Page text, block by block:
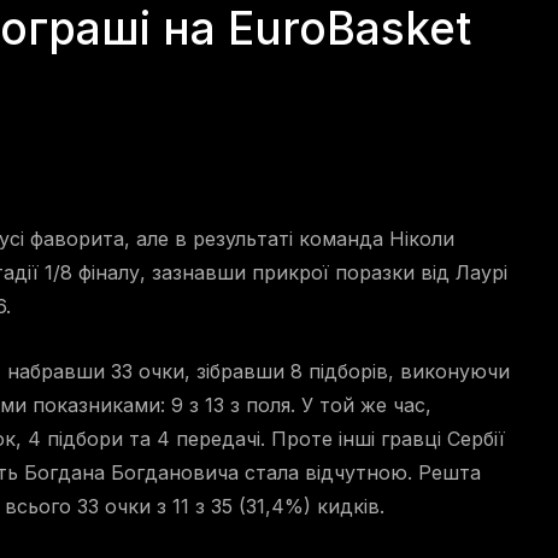
на EuroBasket
фаворита, але в результаті команда Ніколи
1/8 фіналу, зазнавши прикрої поразки від Лаурі
33 очки, зібравши 8 підборів, виконуючи
показниками: 9 з 13 з поля. У той же час,
підбори та 4 передачі. Проте інші гравці Сербії
Богдана Богдановича стала відчутною. Решта
33 очки з 11 з 35 (31,4%) кидків.